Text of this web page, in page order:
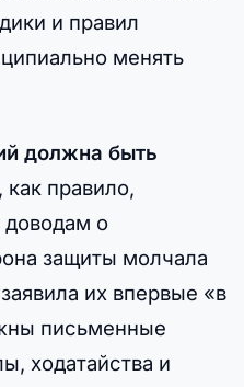
и правил
менять
должна быть
правило,
доводам о
защиты молчала
их впервые «в
письменные
ходатайства и